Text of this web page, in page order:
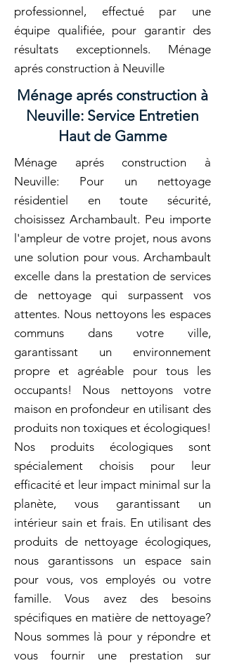
professionnel, effectué par une
équipe qualifiée, pour garantir des
résultats exceptionnels. Ménage
aprés construction à Neuville
Ménage aprés construction à
Neuville: Service Entretien
Haut de Gamme
Ménage aprés construction à
Neuville: Pour un nettoyage
résidentiel en toute sécurité,
choisissez Archambault. Peu importe
l'ampleur de votre projet, nous avons
une solution pour vous. Archambault
excelle dans la prestation de services
de nettoyage qui surpassent vos
attentes. Nous nettoyons les espaces
communs dans votre ville,
garantissant un environnement
propre et agréable pour tous les
occupants! Nous nettoyons votre
maison en profondeur en utilisant des
produits non toxiques et écologiques!
Nos produits écologiques sont
spécialement choisis pour leur
efficacité et leur impact minimal sur la
planète, vous garantissant un
intérieur sain et frais. En utilisant des
produits de nettoyage écologiques,
nous garantissons un espace sain
pour vous, vos employés ou votre
famille. Vous avez des besoins
spécifiques en matière de nettoyage?
Nous sommes là pour y répondre et
vous fournir une prestation sur